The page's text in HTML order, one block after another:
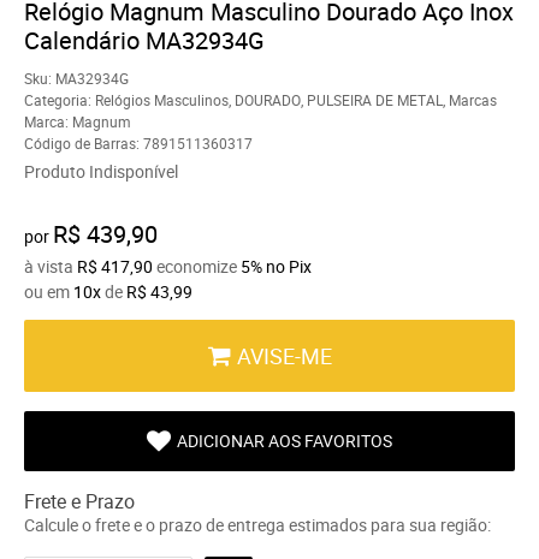
Relógio Magnum Masculino Dourado Aço Inox
Calendário MA32934G
Sku: MA32934G
Categoria: Relógios Masculinos DOURADO PULSEIRA DE METAL
Marcas
Marca: Magnum
Código de Barras: 7891511360317
Produto Indisponível
por R$ 439,90
à vista R$ 417,90 economize 5% no Pix
ou em 10xde R$ 43,99
AVISE-ME
ADICIONAR AOS FAVORITOS
Frete e Prazo
Calcule o frete e o prazo de entrega estimados para sua região: